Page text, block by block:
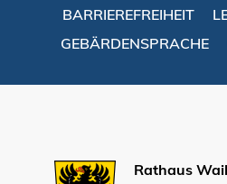
BARRIEREFREIHEIT
GEBÄRDENSPRACHE
Rathaus